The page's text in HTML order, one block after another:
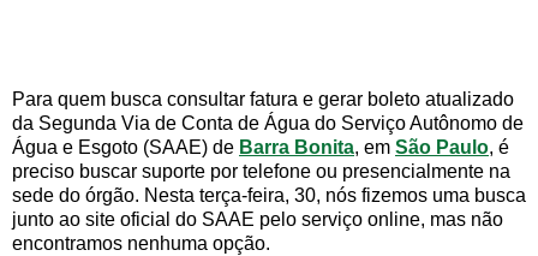
Para quem busca consultar fatura e gerar boleto atualizado
da Segunda Via de Conta de Água do Serviço Autônomo de
Água e Esgoto (SAAE) de Barra Bonita, em São Paulo, é
preciso buscar suporte por telefone ou presencialmente na
sede do órgão. Nesta terça-feira, 30, nós fizemos uma busca
junto ao site oficial do SAAE pelo serviço online, mas não
encontramos nenhuma opção.